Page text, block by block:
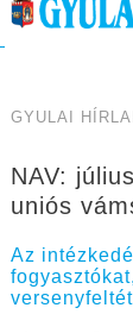
GYULAI
NAV:
uniós
Az